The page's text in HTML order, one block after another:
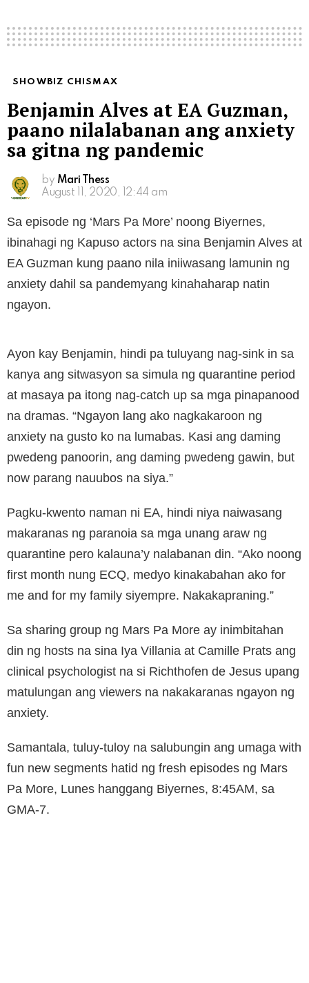
SHOWBIZ CHISMAX
Benjamin Alves at EA Guzman,
paano nilalabanan ang anxiety
sa gitna ng pandemic
by Mari Thess
August 11, 2020, 12:44 am
Sa episode ng ‘Mars Pa More’ noong Biyernes,
ibinahagi ng Kapuso actors na sina Benjamin Alves at
EA Guzman kung paano nila iniiwasang lamunin ng
anxiety dahil sa pandemyang kinahaharap natin
ngayon.
Ayon kay Benjamin, hindi pa tuluyang nag-sink in sa
kanya ang sitwasyon sa simula ng quarantine period
at masaya pa itong nag-catch up sa mga pinapanood
na dramas. “Ngayon lang ako nagkakaroon ng
anxiety na gusto ko na lumabas. Kasi ang daming
pwedeng panoorin, ang daming pwedeng gawin, but
now parang nauubos na siya.”
Pagku-kwento naman ni EA, hindi niya naiwasang
makaranas ng paranoia sa mga unang araw ng
quarantine pero kalauna’y nalabanan din. “Ako noong
first month nung ECQ, medyo kinakabahan ako for
me and for my family siyempre. Nakakapraning.”
Sa sharing group ng Mars Pa More ay inimbitahan
din ng hosts na sina Iya Villania at Camille Prats ang
clinical psychologist na si Richthofen de Jesus upang
matulungan ang viewers na nakakaranas ngayon ng
anxiety.
Samantala, tuluy-tuloy na salubungin ang umaga with
fun new segments hatid ng fresh episodes ng Mars
Pa More, Lunes hanggang Biyernes, 8:45AM, sa
GMA-7.